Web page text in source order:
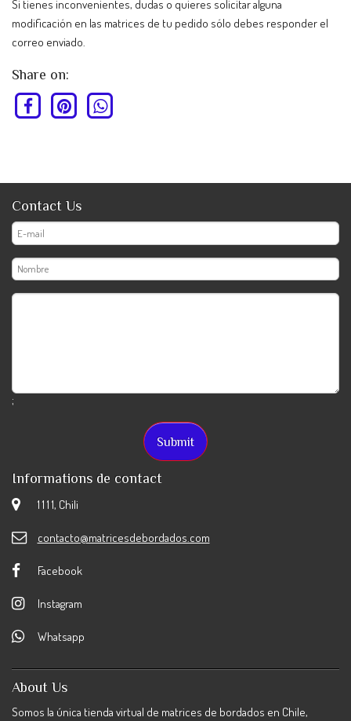
Si tienes inconvenientes, dudas o quieres solicitar alguna
modificación en las matrices de tu pedido sólo debes responder el
correo enviado.
Share on:
Contact Us
;
Informations de contact
1 1 1 1, Chili
contacto@matricesdebordados.com
Facebook
Instagram
Whatsapp
About Us
Somos la única tienda virtual de matrices de bordados en Chile,